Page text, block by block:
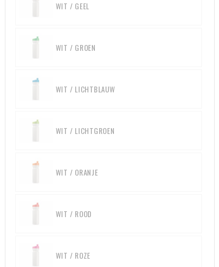
WIT / GEEL
WIT / GROEN
WIT / LICHTBLAUW
WIT / LICHTGROEN
WIT / ORANJE
WIT / ROOD
WIT / ROZE